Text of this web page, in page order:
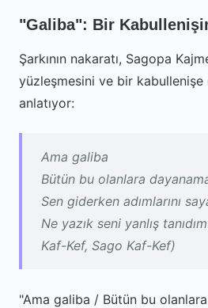
"Galiba": Bir
Şarkının nakaratı, Sagopa
yüzleşmesini ve bir
anlatıyor:
Ama galiba
Bütün bu olanlara
Sen giderken adımlarını
Ne yazık seni yanlış
Kaf-Kef, Sago Kaf-Kef)
"Ama galiba / Bütün bu